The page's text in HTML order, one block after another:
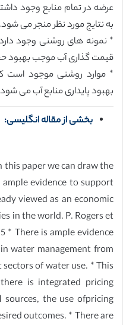
عرضه در تمام منابع وجود
به نتایج مورد نظر منجر می شود.
* نمونه های روشنی وجود
قیمت گذاری آب موجب بهبود
* موارد روشنی موجود است
بهبود پایداری منابع آب می
بخشی از مقاله انگلیسی:
this paper we can draw the
evidence to support
viewed as an economic
in the world. P. Rogers et
* There is ample evidence
water management from
of water use. * This
is integrated pricing
the use ofpricing
outcomes. * There are